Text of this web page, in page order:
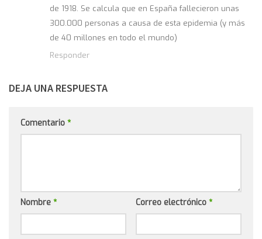
de 1918. Se calcula que en España fallecieron unas
300.000 personas a causa de esta epidemia (y más
de 40 millones en todo el mundo)
Responder
DEJA UNA RESPUESTA
Comentario *
Nombre * Correo electrónico *